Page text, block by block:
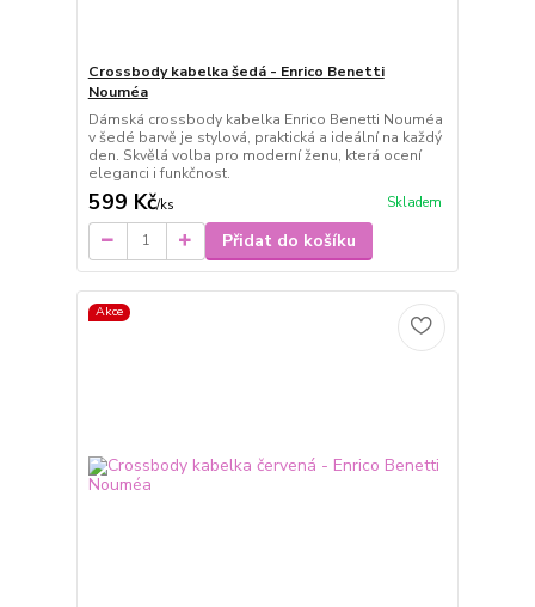
Crossbody kabelka šedá - Enrico Benetti
Nouméa
Dámská crossbody kabelka Enrico Benetti Nouméa
v šedé barvě je stylová, praktická a ideální na každý
den. Skvělá volba pro moderní ženu, která ocení
eleganci i funkčnost.
599 Kč/ks Skladem
Přidat do košíku
Akce